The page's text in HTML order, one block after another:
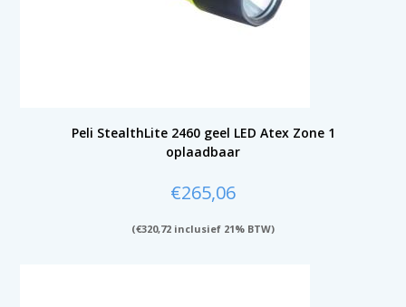
Peli StealthLite 2460 geel LED Atex Zone 1
oplaadbaar
€265,06
(€320,72 inclusief 21% BTW)